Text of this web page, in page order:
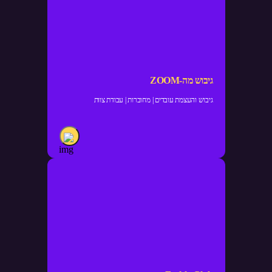
גיבוש מה-ZOOM
גיבוש והעצמת עובדים | מחוברות | עבודת צוות